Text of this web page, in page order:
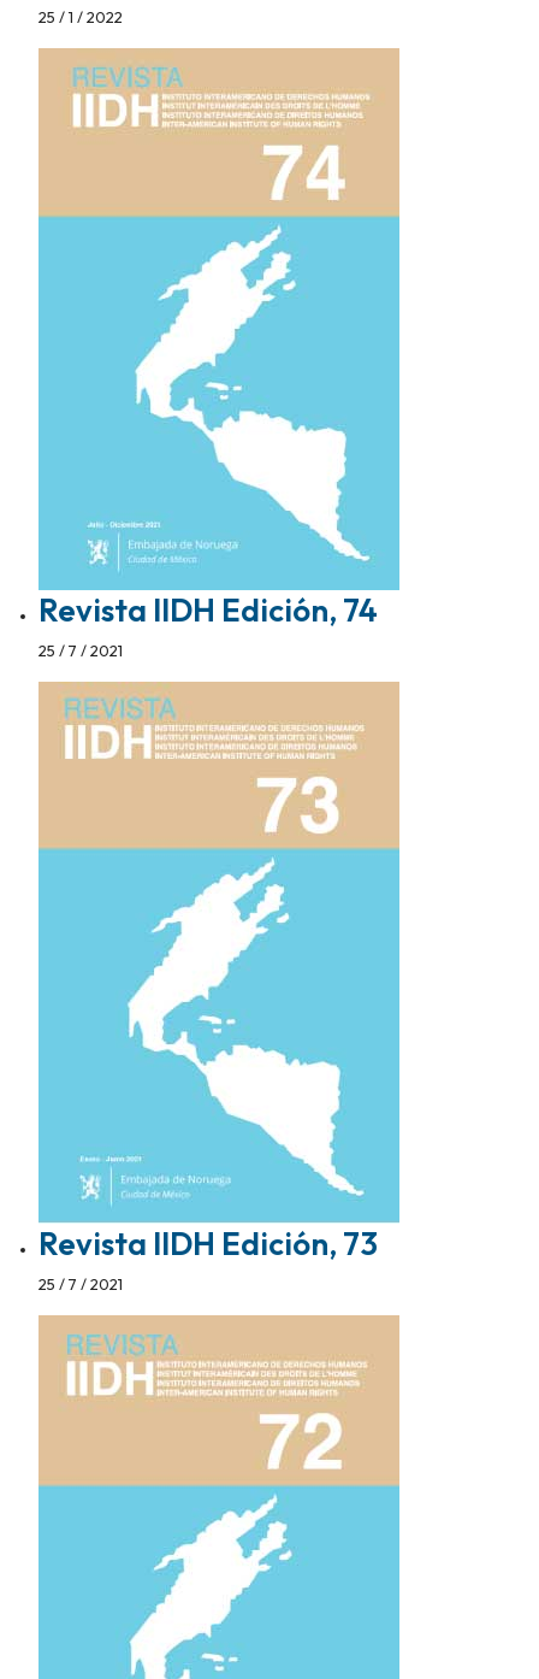
25 / 1 / 2022
Revista IIDH Edición, 74
25 / 7 / 2021
Revista IIDH Edición, 73
25 / 7 / 2021